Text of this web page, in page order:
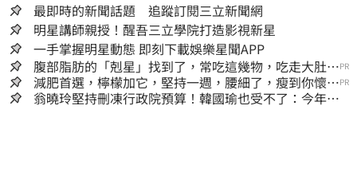
最即時的新聞話題 追蹤訂閱三立新聞網
明星講師親授！醒吾三立學院打造影視新星
一手掌握明星動態 即刻下載娛樂星聞APP
腹部脂肪的「剋星」找到了，常吃這幾物，吃走大肚
囊，瘦出小蠻腰
PR
減肥首選，檸檬加它，堅持一週，腰細了，瘦到你懷疑
人生
PR
翁曉玲堅持刪凍行政院預算！韓國瑜也受不了：今年剩4